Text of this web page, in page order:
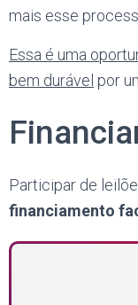
mais esse
Essa é uma
bem durável por
Participar de
financiamento